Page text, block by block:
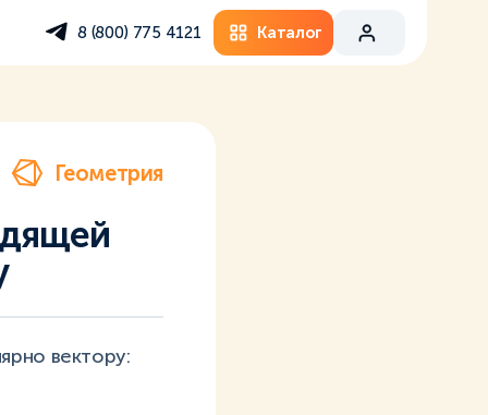
8 (800) 775 4121 Каталог
Геометрия
вектору: